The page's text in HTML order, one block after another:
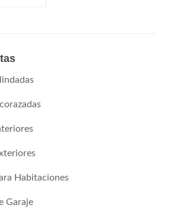
Habitaciones
Garaje